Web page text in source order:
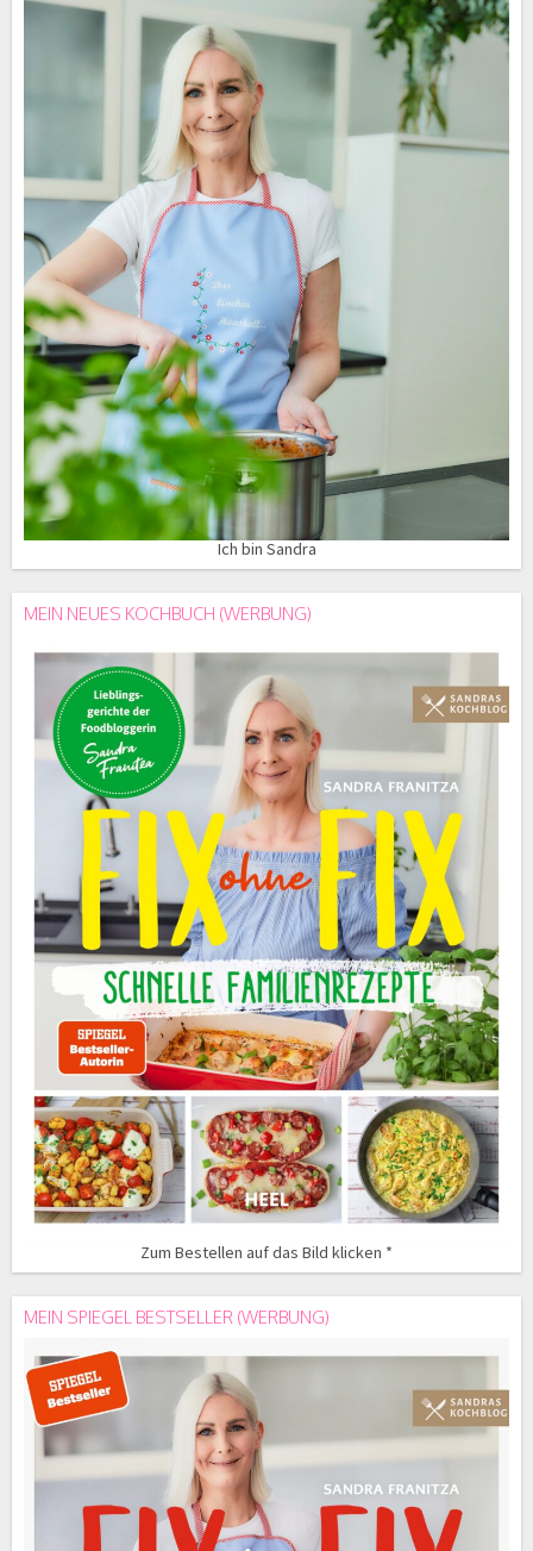
Ich bin Sandra
MEIN NEUES KOCHBUCH (WERBUNG)
Zum Bestellen auf das Bild klicken *
MEIN SPIEGEL BESTSELLER (WERBUNG)